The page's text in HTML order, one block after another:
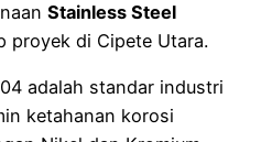
Stainless Steel
proyek di Cipete Utara.
adalah standar industri
ketahanan korosi